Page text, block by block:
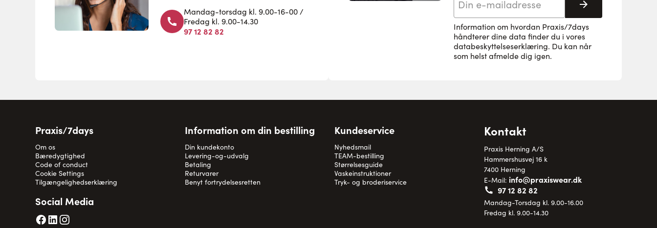
Mandag-torsdag kl. 9.00-16-00 /
Fredag kl. 9.00-14.30
97 12 82 82
Tilmeld her
Information om hvordan Praxis/7days
håndterer dine data finder du i vores
databeskyttelseserklæring. Du kan når
som helst afmelde dig igen.
Praxis/7days
Om os
Bæredygtighed
Code of conduct
Cookie Settings
Tilgængelighedserklæring
Information om din bestilling
Din kundekonto
Levering-og-udvalg
Betaling
Returvarer
Benyt fortrydelsesretten
Kundeservice
Nyhedsmail
TEAM-bestilling
Størrelsesguide
Vaskeinstruktioner
Tryk- og broderiservice
Kontakt
Praxis Herning A/S
Hammershusvej 16 k
7400 Herning
E-Mail: info@praxiswear.dk
97 12 82 82
Mandag-Torsdag kl. 9.00-16.00
Fredag kl. 9.00-14.30
Social Media